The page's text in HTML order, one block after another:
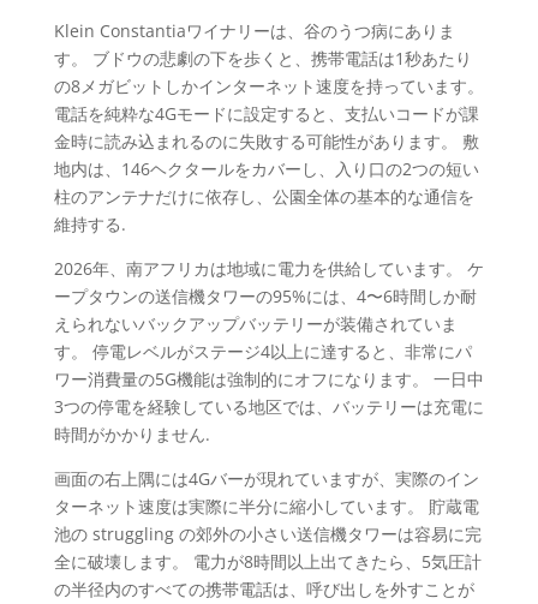
Klein Constantiaワイナリーは、谷のうつ病にありま
す。 ブドウの悲劇の下を歩くと、携帯電話は1秒あたり
の8メガビットしかインターネット速度を持っています。
電話を純粋な4Gモードに設定すると、支払いコードが課
金時に読み込まれるのに失敗する可能性があります。 敷
地内は、146ヘクタールをカバーし、入り口の2つの短い
柱のアンテナだけに依存し、公園全体の基本的な通信を
維持する.
2026年、南アフリカは地域に電力を供給しています。 ケ
ープタウンの送信機タワーの95%には、4〜6時間しか耐
えられないバックアップバッテリーが装備されていま
す。 停電レベルがステージ4以上に達すると、非常にパ
ワー消費量の5G機能は強制的にオフになります。 一日中
3つの停電を経験している地区では、バッテリーは充電に
時間がかかりません.
画面の右上隅には4Gバーが現れていますが、実際のイン
ターネット速度は実際に半分に縮小しています。 貯蔵電
池の struggling の郊外の小さい送信機タワーは容易に完
全に破壊します。 電力が8時間以上出てきたら、5気圧計
の半径内のすべての携帯電話は、呼び出しを外すことが